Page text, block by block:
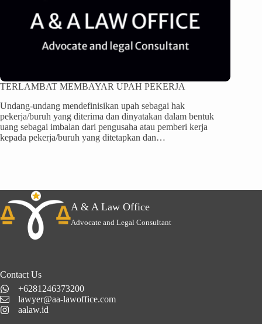
TERLAMBAT MEMBAYAR UPAH PEKERJA
Undang-undang mendefinisikan upah sebagai hak
pekerja/buruh yang diterima dan dinyatakan dalam bentuk
uang sebagai imbalan dari pengusaha atau pemberi kerja
kepada pekerja/buruh yang ditetapkan dan…
A & A Law Office
Advocate and Legal Consultant
Contact Us
+6281246373200
lawyer@aa-lawoffice.com
aalaw.id